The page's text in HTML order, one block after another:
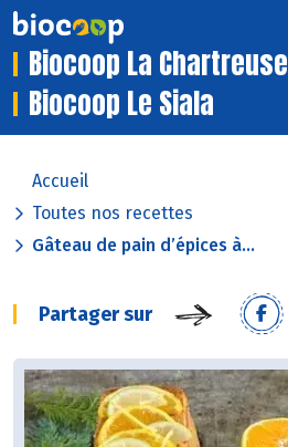
Biocoop La Chartreuse
Biocoop Le Siala
Accueil
Toutes nos recettes
Gâteau de pain d’épices à...
Partager sur